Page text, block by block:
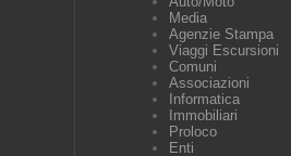
Media
Agenzie Stampa
Viaggi Escursioni
Comuni
Associazioni
Informatica
Immobiliari
Proloco
Enti